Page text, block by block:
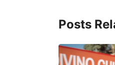
Posts